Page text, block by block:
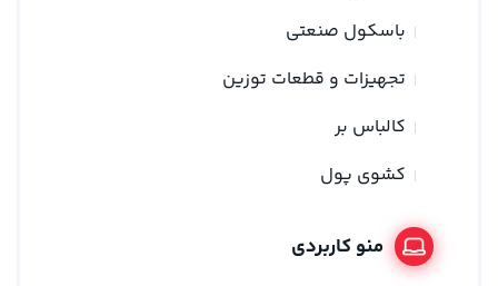
باسکول صنعتی
تجهیزات و قطعات توزین
کالباس بر
کشوی پول
منو کاربردی